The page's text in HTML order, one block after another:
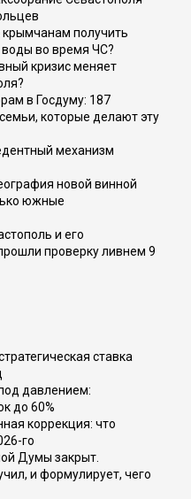
крымчанам получить
воды во время ЧС?
кризис меняет
в Госдуму: 187
которые делают эту
механизм
новой винной
южные
и его
проверку ливнем 9
ставка
давлением:
до 60%
коррекция: что
го
Думы закрыт.
и формулирует, чего